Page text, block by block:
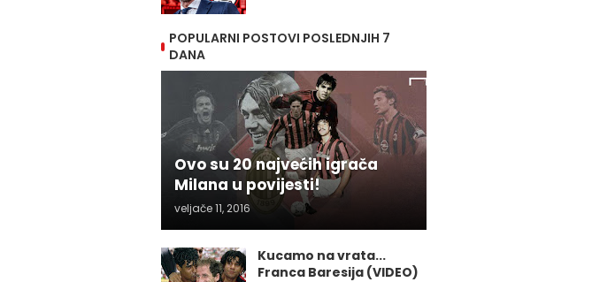
POPULARNI POSTOVI POSLEDNJIH 7
DANA
Ovo su 20 najvećih igrača
Milana u povijesti!
veljače 11, 2016
Kucamo na vrata...
Franca Baresija (VIDEO)